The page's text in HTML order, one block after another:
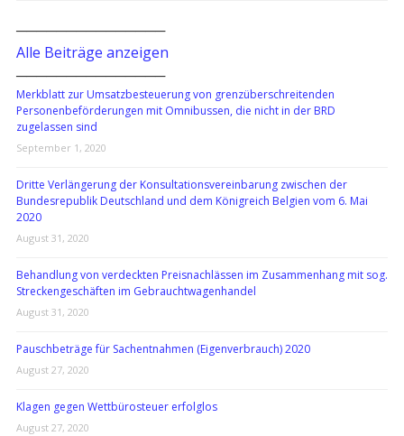
───────────────
Alle Beiträge anzeigen
───────────────
Merkblatt zur Umsatzbesteuerung von grenzüberschreitenden
Personenbeförderungen mit Omnibussen, die nicht in der BRD
zugelassen sind
September 1, 2020
Dritte Verlängerung der Konsultationsvereinbarung zwischen der
Bundesrepublik Deutschland und dem Königreich Belgien vom 6. Mai
2020
August 31, 2020
Behandlung von verdeckten Preisnachlässen im Zusammenhang mit sog.
Streckengeschäften im Gebrauchtwagenhandel
August 31, 2020
Pauschbeträge für Sachentnahmen (Eigenverbrauch) 2020
August 27, 2020
Klagen gegen Wettbürosteuer erfolglos
August 27, 2020